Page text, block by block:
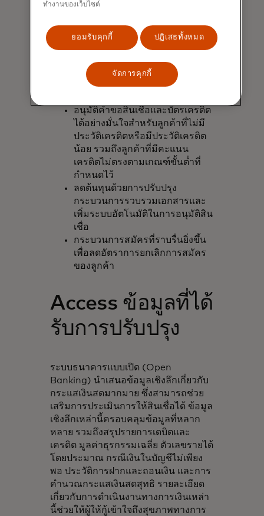
เสี่ยงโดยการเสริมข้อมูลจาก
สำนักงานข้อมูลเครดิตด้วยข้อมูลที่
และขนาดย่อม (SMB) เกี่ยวกับ
การบริหารกระแสเงินสดและยอด
อนุมัติคำขอสินเชื่อและบัตรเครดิต
ได้อย่างมั่นใจสำหรับลูกค้าที่ไม่มี
ประวัติเครดิตหรือมีประวัติเครดิต
น้อย รวมถึงลูกค้าที่มีคะแนน
เครดิตไม่ตรงตามเกณฑ์ขั้นต่ำที่
กำหนดไว้
ลดต้นทุนด้วยการปรับปรุง
กระบวนการรวบรวมเอกสารและ
เพิ่มระบบอัตโนมัติในการอนุมัติสิน
เชื่อ
กระบวนการสมัครที่ราบรื่นยิ่งขึ้น
เพื่อลดอัตราการยกเลิกการสมัคร
ของลูกค้า
Access ข้อมูลที่ได้
รับการปรับปรุง
ระบบธนาคารแบบเปิด (Open
Banking) นำเสนอข้อมูลเชิงลึกเกี่ยวกับ
กระแสเงินสดมากมาย ซึ่งสามารถช่วย
เสริมการประเมินการให้สินเชื่อได้ ข้อมูล
เชิงลึกเหล่านี้ครอบคลุมข้อมูลที่หลาก
หลาย รวมถึงสรุปรายการเดบิตและ
เครดิต มูลค่าธุรกรรมเฉลี่ย ตัวเลขรายได้
โดยประมาณ กรณีเงินในบัญชีไม่เพียง
พอ ประวัติการฝากและถอนเงิน และการ
คำนวณกระแสเงินสดสุทธิ รายละเอียด
เกี่ยวกับการดำเนินงานทางการเงินเหล่า
นี้ช่วยให้ผู้ให้กู้เข้าใจถึงสุขภาพทางการ
ทำงานของเว็บไซต์
ยอมรับคุกกี้ ปฏิเสธทั้งหมด
จัดการคุกกี้